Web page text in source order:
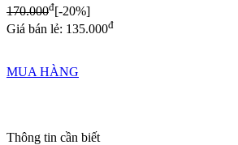
170.000đ[-20%]
Giá bán lẻ: 135.000đ
MUA HÀNG
Thông tin cần biết